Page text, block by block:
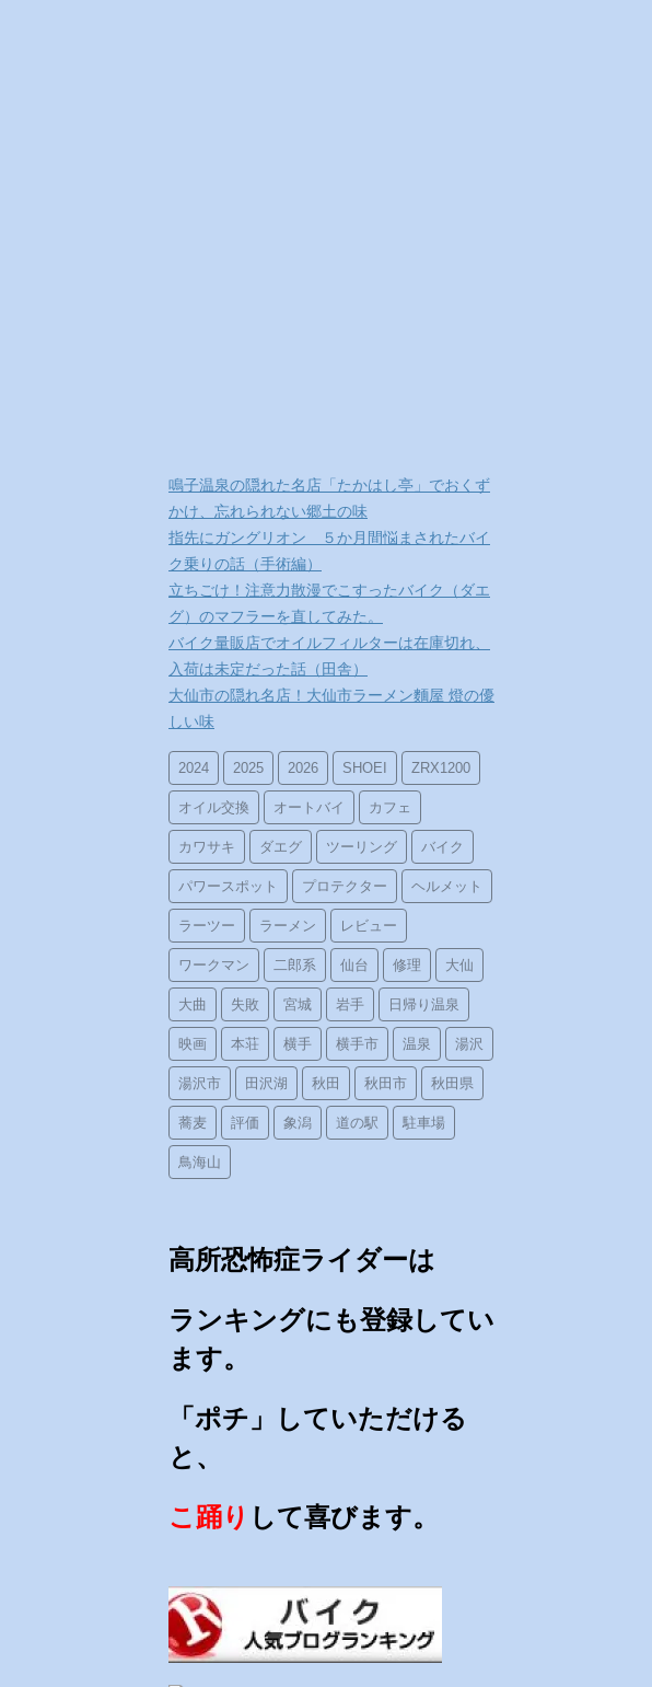
鳴子温泉の隠れた名店「たかはし亭」でおくず
かけ、忘れられない郷土の味
指先にガングリオン ５か月間悩まされたバイ
ク乗りの話（手術編）
立ちごけ！注意力散漫でこすったバイク（ダエ
グ）のマフラーを直してみた。
バイク量販店でオイルフィルターは在庫切れ、
入荷は未定だった話（田舎）
大仙市の隠れ名店！大仙市ラーメン麵屋 燈の優
しい味
2024 2025 2026 SHOEI ZRX1200
オイル交換 オートバイ カフェ
カワサキ ダエグ ツーリング バイク
パワースポット プロテクター ヘルメット
ラーツー ラーメン レビュー
ワークマン 二郎系 仙台 修理 大仙
大曲 失敗 宮城 岩手 日帰り温泉
映画 本荘 横手 横手市 温泉 湯沢
湯沢市 田沢湖 秋田 秋田市 秋田県
蕎麦 評価 象潟 道の駅 駐車場
鳥海山
高所恐怖症ライダーは
ランキングにも登録してい
ます。
「ポチ」していただける
と、
こ踊り して喜びます。